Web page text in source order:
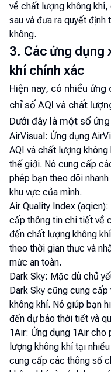
về chất lượng không
sau và đưa ra quyết định
không.
3. Các ứng dụng
khí chính xác
Hiện nay, có nhiều
chỉ số AQI và chất
Dưới đây là một số
AirVisual: Ứng dụng
AQI và chất lượng
thế giới. Nó cung cấp
phép bạn theo dõi
khu vực của mình.
Air Quality Index
cấp thông tin chi tiết về
đến chất lượng không
theo thời gian thực và
mức an toàn.
Dark Sky: Mặc dù chủ
Dark Sky cũng cung
không khí. Nó giúp bạn
đến dự báo thời tiết và
1Air: Ứng dụng 1Air cho
lượng không khí tại
cung cấp các thông số